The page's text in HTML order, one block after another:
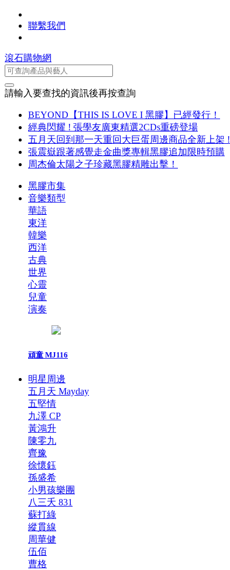
聯繫我們
滾石購物網
請輸入要查找的資訊後再按查詢
BEYOND【THIS IS LOVE I 黑膠】已經發行！
經典閃耀 ! 張學友廣東精選2CDs重磅登場
五月天回到那一天重回大巨蛋周邊商品全新上架 !
張震嶽跟著感覺走金曲獎專輯黑膠追加限時預購
周杰倫太陽之子珍藏黑膠精雕出擊！
黑膠市集
音樂類型
華語
東洋
韓樂
西洋
古典
世界
心靈
兒童
演奏
頑童 MJ116
明星周邊
五月天 Mayday
五堅情
九澤 CP
黃鴻升
陳零九
齊豫
徐懷鈺
孫盛希
小男孩樂團
八三夭 831
蘇打綠
縱貫線
周華健
伍佰
曹格